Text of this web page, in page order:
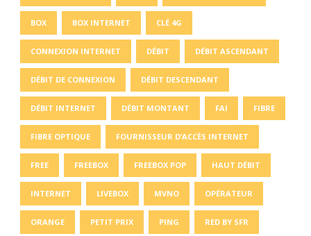
BOX BOX INTERNET CLÉ 4G
CONNEXION INTERNET DÉBIT DÉBIT ASCENDANT
DÉBIT DE CONNEXION DÉBIT DESCENDANT
DÉBIT INTERNET DÉBIT MONTANT FAI FIBRE
FIBRE OPTIQUE FOURNISSEUR D’ACCÈS INTERNET
FREE FREEBOX FREEBOX POP HAUT DÉBIT
INTERNET LIVEBOX MVNO OPÉRATEUR
ORANGE PETIT PRIX PING RED BY SFR